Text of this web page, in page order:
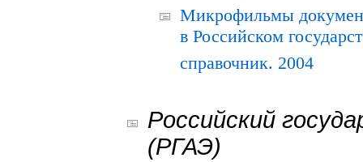
Микрофильмы
в Российском
справочник. 2004
Российский
(РГАЭ)